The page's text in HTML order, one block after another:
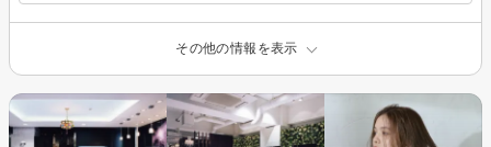
その他の情報を表示